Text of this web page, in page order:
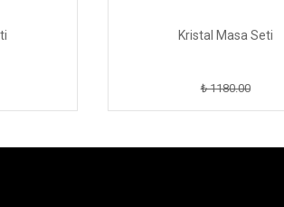
Kristal Masa Seti
₺ 1180.00